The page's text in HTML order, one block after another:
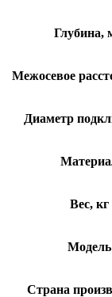
Глубина,
Межосевое
Диаметр
Вес, кг
Модель
Страна